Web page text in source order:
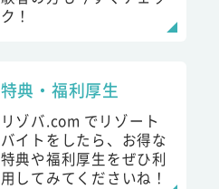
ク！
特典・福利厚生
リゾバ.com でリゾート
バイトをしたら、お得な
特典や福利厚生をぜひ利
用してみてくださいね！